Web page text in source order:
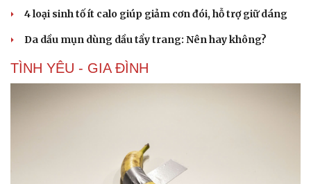
Văn hóa
Văn học
Di sản
Thời trang
4 loại sinh tố ít calo giúp giảm cơn đói, hỗ trợ giữ dáng
Da dầu mụn dùng dầu tẩy trang: Nên hay không?
TÌNH YÊU - GIA ĐÌNH